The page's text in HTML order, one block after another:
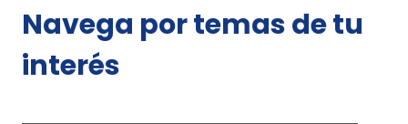
Navega por temas de tu
interés